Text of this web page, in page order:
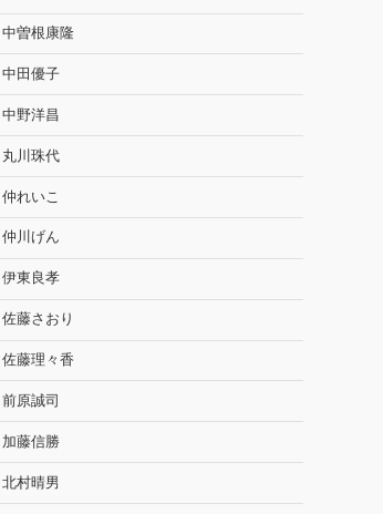
中曽根康隆
中田優子
中野洋昌
丸川珠代
仲れいこ
仲川げん
伊東良孝
佐藤さおり
佐藤理々香
前原誠司
加藤信勝
北村晴男